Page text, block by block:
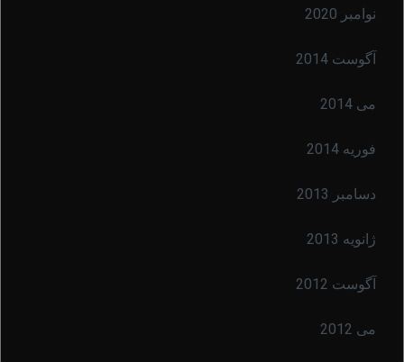
نوامبر 2020
آگوست 2014
می 2014
فوریه 2014
دسامبر 2013
ژانویه 2013
آگوست 2012
می 2012